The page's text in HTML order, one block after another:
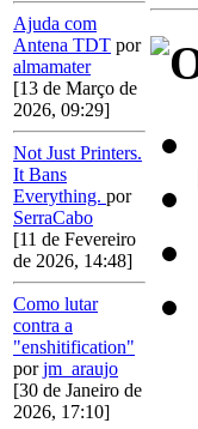
Ajuda com
Antena TDT por
almamater
[13 de Março de
2026, 09:29]
Not Just Printers.
It Bans
Everything. por
SerraCabo
[11 de Fevereiro
de 2026, 14:48]
Como lutar
contra a
"enshitification"
porjm_araujo
[30 de Janeiro de
2026, 17:10]